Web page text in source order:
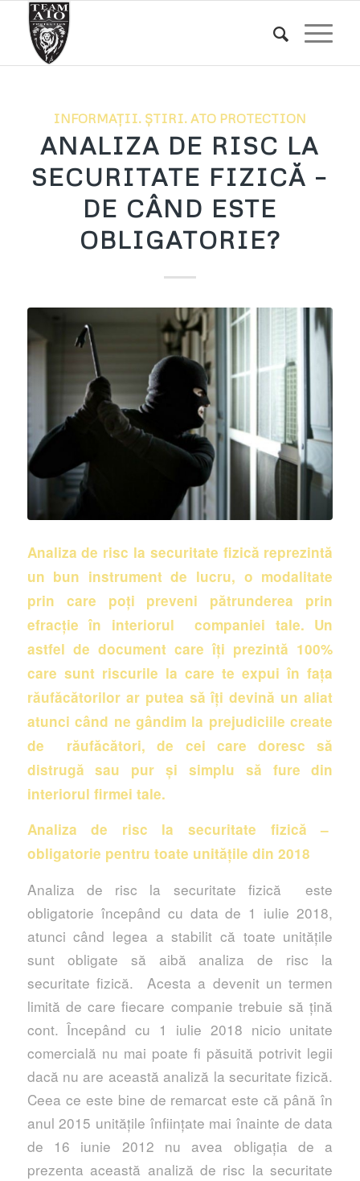
INFORMAȚII. ȘTIRI. ATO PROTECTION
ANALIZA DE RISC LA
SECURITATE FIZICĂ –
DE CÂND ESTE
OBLIGATORIE?
Analiza de risc la securitate fizică reprezintă
un bun instrument de lucru, o modalitate
prin care poți preveni pătrunderea prin
efracție în interiorul companiei tale. Un
astfel de document care îți prezintă 100%
care sunt riscurile la care te expui în fața
răufăcătorilor ar putea să îți devină un aliat
atunci când ne gândim la prejudiciile create
de răufăcători, de cei care doresc să
distrugă sau pur și simplu să fure din
interiorul firmei tale.
Analiza de risc la securitate fizică –
obligatorie pentru toate unitățile din 2018
Analiza de risc la securitate fizică este
obligatorie începând cu data de 1 iulie 2018,
atunci când legea a stabilit că toate unitățile
sunt obligate să aibă analiza de risc la
securitate fizică. Acesta a devenit un termen
limită de care fiecare companie trebuie să țină
cont. Începând cu 1 iulie 2018 nicio unitate
comercială nu mai poate fi păsuită potrivit legii
dacă nu are această analiză la securitate fizică.
Ceea ce este bine de remarcat este că până în
anul 2015 unitățile înființate mai înainte de data
de 16 iunie 2012 nu avea obligația de a
prezenta această analiză de risc la securitate